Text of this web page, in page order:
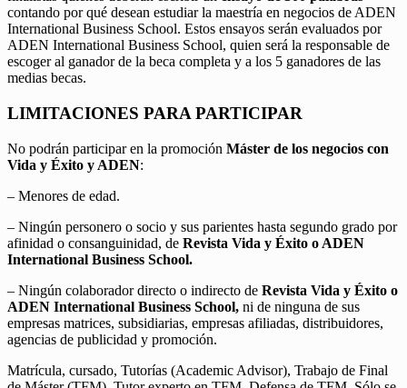
contando por qué desean estudiar la maestría en negocios de ADEN
International Business School. Estos ensayos serán evaluados por
ADEN International Business School, quien será la responsable de
escoger al ganador de la beca completa y a los 5 ganadores de las
medias becas.
LIMITACIONES PARA PARTICIPAR
No podrán participar en la promoción Máster de los negocios con
Vida y Éxito y ADEN:
– Menores de edad.
– Ningún personero o socio y sus parientes hasta segundo grado por
afinidad o consanguinidad, de Revista Vida y Éxito o ADEN
International Business School.
– Ningún colaborador directo o indirecto de Revista Vida y Éxito o
ADEN International Business School, ni de ninguna de sus
empresas matrices, subsidiarias, empresas afiliadas, distribuidores,
agencias de publicidad y promoción.
Matrícula, cursado, Tutorías (Academic Advisor), Trabajo de Final